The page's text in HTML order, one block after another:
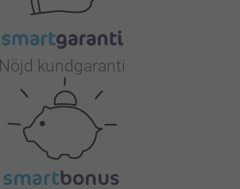
Nöjd kundgaranti